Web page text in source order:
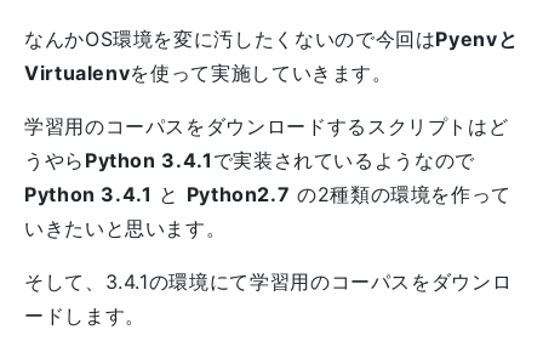
なんかOS環境を変に汚したくないので今回はPyenvと
Virtualenvを使って実施していきます。
学習用のコーパスをダウンロードするスクリプトはど
うやら Python 3.4.1 で実装されているようなので
Python 3.4.1 と Python2.7 の2種類の環境を作って
いきたいと思います。
そして、3.4.1の環境にて学習用のコーパスをダウンロ
ードします。